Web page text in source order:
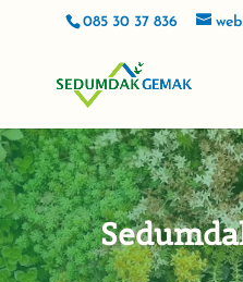
085 30 37 836